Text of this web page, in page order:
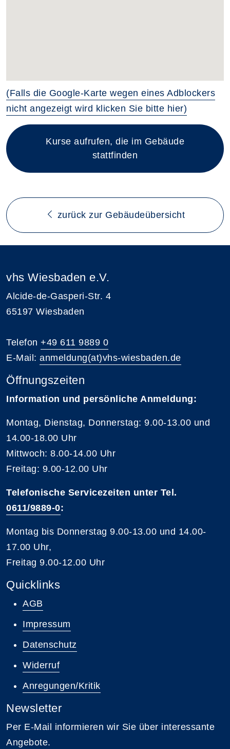
(Falls die Google-Karte wegen eines Adblockers
nicht angezeigt wird klicken Sie bitte hier)
Kurse aufrufen, die im Gebäude
stattfinden
zurück zur Gebäudeübersicht
vhs Wiesbaden e.V.
Alcide-de-Gasperi-Str. 4
65197 Wiesbaden
Telefon +49 611 9889 0
E-Mail: anmeldung(at)vhs-wiesbaden.de
Öffnungszeiten
Information und persönliche Anmeldung:
Montag, Dienstag, Donnerstag: 9.00-13.00 und
14.00-18.00 Uhr
Mittwoch: 8.00-14.00 Uhr
Freitag: 9.00-12.00 Uhr
Telefonische Servicezeiten unter Tel.
0611/9889-0:
Montag bis Donnerstag 9.00-13.00 und 14.00-
17.00 Uhr,
Freitag 9.00-12.00 Uhr
Quicklinks
AGB
Impressum
Datenschutz
Widerruf
Anregungen/Kritik
Newsletter
Per E-Mail informieren wir Sie über interessante
Angebote.